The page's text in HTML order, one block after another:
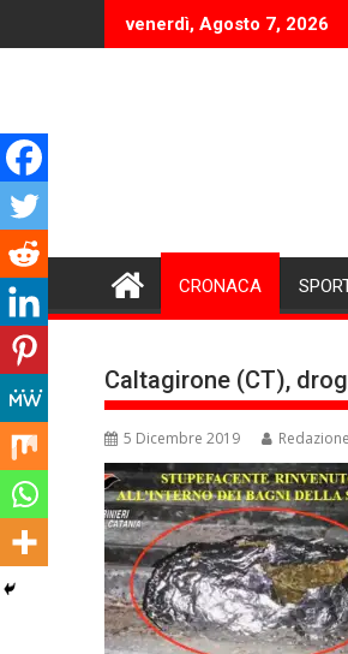
to
venerdì, Agosto 7, 2026
CRONACA
Caltagirone (CT),
5 Dicembre 2019 Redazione